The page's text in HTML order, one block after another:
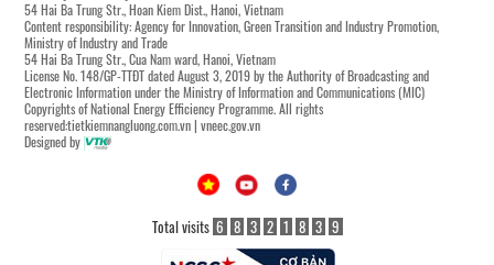
54 Hai Ba Trung Str., Hoan Kiem Dist., Hanoi, Vietnam
Content responsibility: Agency for Innovation, Green Transition and Industry Promotion,
Ministry of Industry and Trade
54 Hai Ba Trung Str., Cua Nam ward, Hanoi, Vietnam
License No. 148/GP-TTĐT dated August 3, 2019 by the Authority of Broadcasting and
Electronic Information under the Ministry of Information and Communications (MIC)
Copyrights of National Energy Efficiency Programme. All rights
reserved:tietkiemnangluong.com.vn | vneec.gov.vn
Designed by
Total visits 6 8 3 2 1 8 3 9